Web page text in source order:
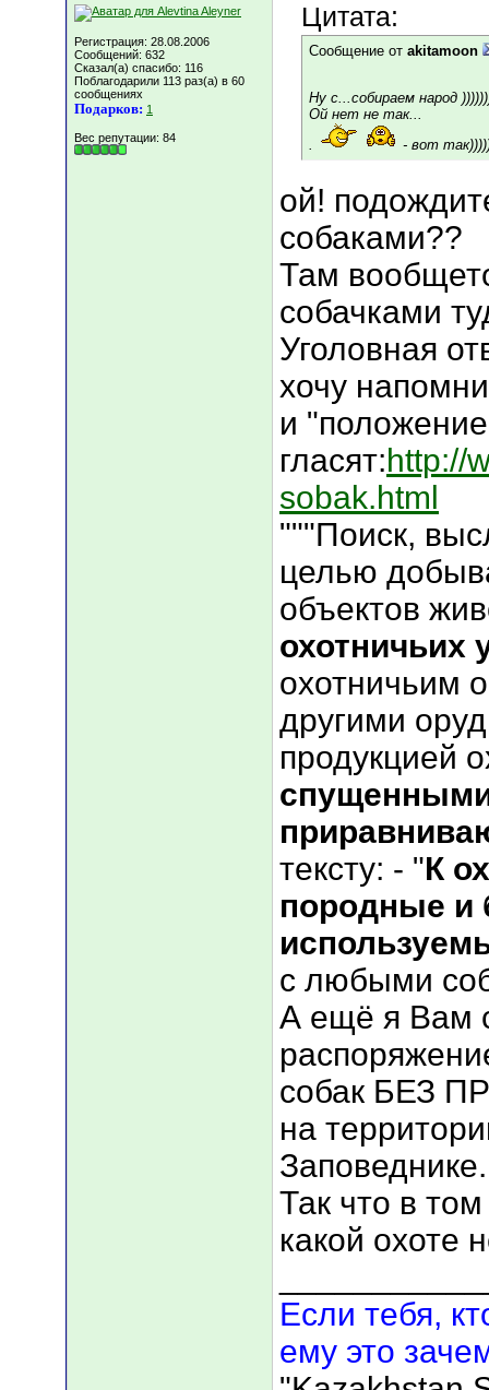
Регистрация: 28.08.2006
Сообщений: 632
Сказал(а) спасибо: 116
Поблагодарили 113 раз(а) в 60
сообщениях
Подарков: 1
Вес репутации: 84
Цитата:
Сообщение от akitamoon
Ну с...собираем народ
Ой нет не так...
.
- вот
ой!
собаками??
Там
собачками
Уголовная
хочу
и
гласят:http://
sobak.html
"""Поиск,
целью
объектов
охотничьих
охотничьим
другими
продукцией
тексту: - "К
породные и
с любыми
А ещё я Вам
собак БЕЗ
на
Заповеднике.
Так что в
какой охоте
Если тебя,
ему это